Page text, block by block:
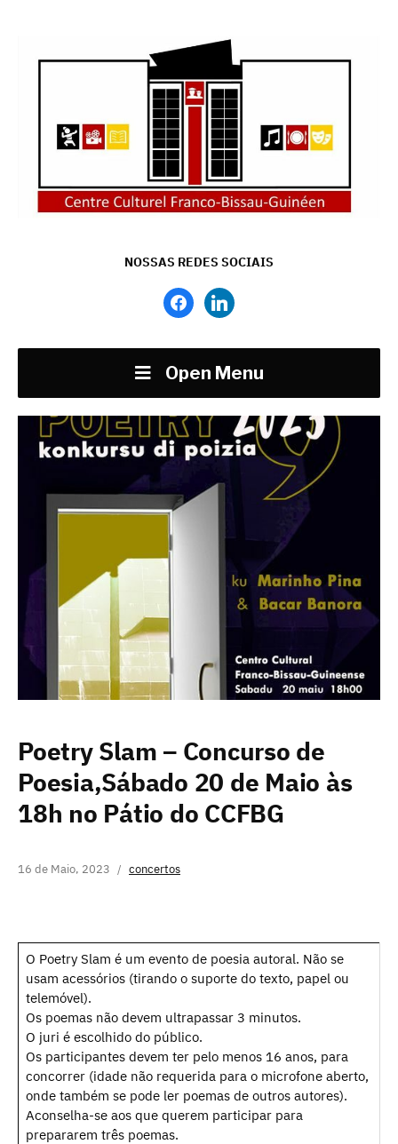
NOSSAS REDES SOCIAIS
facebooklinkedin
Open Menu
Poetry Slam – Concurso de
Poesia,Sábado 20 de Maio às
18h no Pátio do CCFBG
16 de Maio, 2023 concertos
O Poetry Slam é um evento de poesia autoral. Não se
usam acessórios (tirando o suporte do texto, papel ou
telemóvel).
Os poemas não devem ultrapassar 3 minutos.
O juri é escolhido do público.
Os participantes devem ter pelo menos 16 anos, para
concorrer (idade não requerida para o microfone aberto,
onde também se pode ler poemas de outros autores).
Aconselha-se aos que querem participar para
prepararem três poemas.